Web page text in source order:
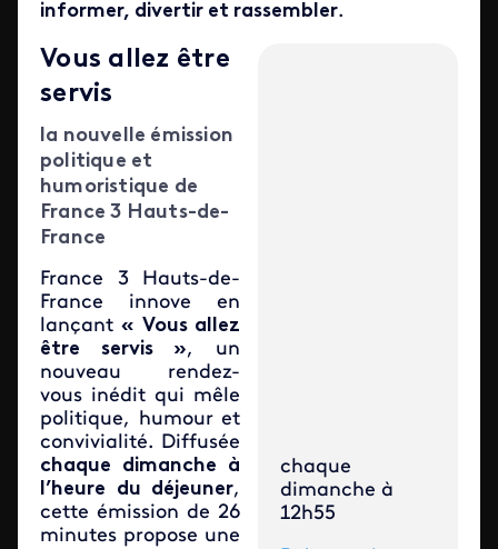
informer, divertir et rassembler.
Vous allez être
servis
la nouvelle émission
politique et
humoristique de
France 3 Hauts-de-
France
France 3 Hauts-de-
France innove en
lançant« Vous allez
être servis », un
nouveau rendez-
vous inédit qui mêle
politique, humour et
convivialité. Diffusée
chaque dimanche à
l’heure du déjeuner,
cette émission de 26
minutes propose une
chaque
dimanche à
12h55